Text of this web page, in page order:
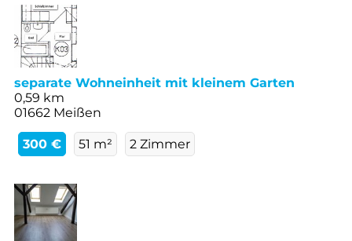
separate Wohneinheit mit kleinem Garten
0,59 km
01662 Meißen
300 € 51 m² 2 Zimmer